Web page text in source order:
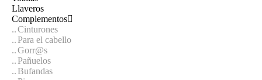
Llaveros
Complementos
Cinturones
Para el cabello
Gorr@s
Pañuelos
Bufandas